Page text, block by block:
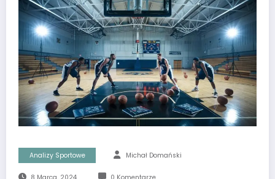
Analizy Sportowe Michał Domański